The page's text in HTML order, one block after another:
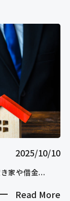
2025/10/10
家や借金...
Read More